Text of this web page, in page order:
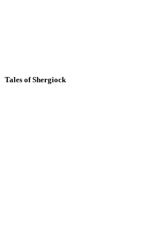
Tales of Shergiock